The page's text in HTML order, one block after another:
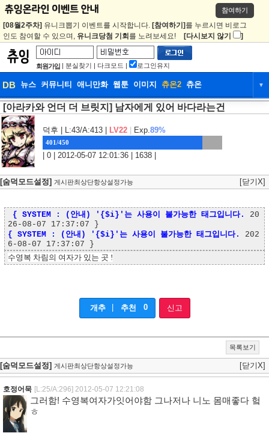
참여하기
[08월2주차] 유니크뽑기 이벤트를 시작합니다. [참여하기] 를 누르시면 비로그
인도 참여할 수 있으며, 유니크당첨 기회 를 노려보세요! [다시보지 않기 ]
회원가입 | 분실찾기 | 다크모드 | 로그인유지
DB 뉴스 커뮤니티 애니만화 웹툰 이미지 츄온2 츄온 ▼
DB 뉴스 커뮤니티 애니만화
웹툰 이미지 츄온2
[아라카와 언더 더 브릿지] 남자에게 있어 바다라는건
덕후 | L:43/A:413 | LV22 Exp.89%
401/450
| 0 | 2012-05-07 12:01:36 | 1638 |
[숨덕모드설정] 게시판최상단항상설정가능 [닫기X]
{ SYSTEM : (안내) '{$i}'는 사용이 불가능한 태그입니다.
20
26-08-07 17:37:07 }
{ SYSTEM : (안내) '{$i}'는 사용이 불가능한 태그입니다.
202
6-08-07 17:37:07 }
수영복 차림의 여자가 있는 곳 !
개추 추천 0 신고
목록보기
[숨덕모드설정] 게시판최상단항상설정가능 [닫기X]
호정어묵 [L:25/A:296] 2012-05-07 12:21:08
그러함! 수영복여자가잇어야함 그나저나 니노 몸매좋다 헠
ㅎ